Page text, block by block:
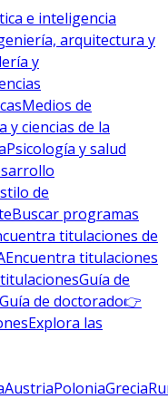
e inteligencia
arquitectura y
y
Medios de
y ciencias de la
Psicología y salud
de
Buscar programas
titulaciones de
Encuentra titulaciones
Guía de
Guía de doctorado👉
Explora las
AustriaPoloniaGrecia